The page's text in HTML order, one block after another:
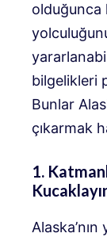
olduğunca
bilgelikleri
Bunlar
çıkarmak
1.